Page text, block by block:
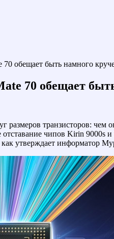
обещает быть намного
70 обещает
размеров транзисторов:
отставание чипов Kirin
утверждает информатор